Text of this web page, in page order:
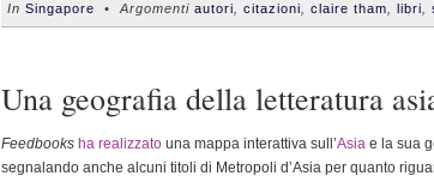
In Singapore • Argomenti autori citazioni claire tham libri
Una geografia della letteratura
Feedbooks ha realizzato una mappa interattiva sull’Asia e la sua
segnalando anche alcuni titoli di Metropoli d’Asia per quanto